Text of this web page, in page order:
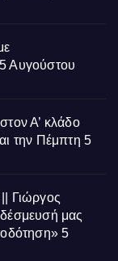
5 Αυγούστου
Α’ κλάδο
την Πέμπτη 5
Γιώργος
μας
5